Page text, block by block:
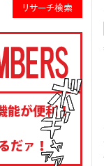
リサーチ検索